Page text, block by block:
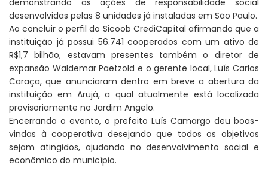
desenvolvidas pelas 8 unidades já instaladas em São Paulo.
Ao concluir o perfil do Sicoob CrediCapítal afirmando que a
instituição já possui 56.741 cooperados com um ativo de
R$1,7 bilhão, estavam presentes também o diretor de
expansão Waldemar Paetzold e o gerente local, Luís Carlos
Caraça, que anunciaram dentro em breve a abertura da
instituição em Arujá, a qual atualmente está localizada
provisoriamente no Jardim Angelo.
Encerrando o evento, o prefeito Luís Camargo deu boas-
vindas à cooperativa desejando que todos os objetivos
sejam atingidos, ajudando no desenvolvimento social e
econômico do município.